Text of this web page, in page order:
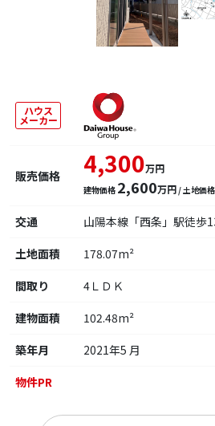
ハウス
メーカー
販売価格 4,300万円
建物価格 2,600万円/ 土地価格
交通
山陽本線「西条」駅徒歩
土地面積
178.07m²
間取り
4ＬＤＫ
建物面積
102.48m²
築年月
2021年5 月
物件PR